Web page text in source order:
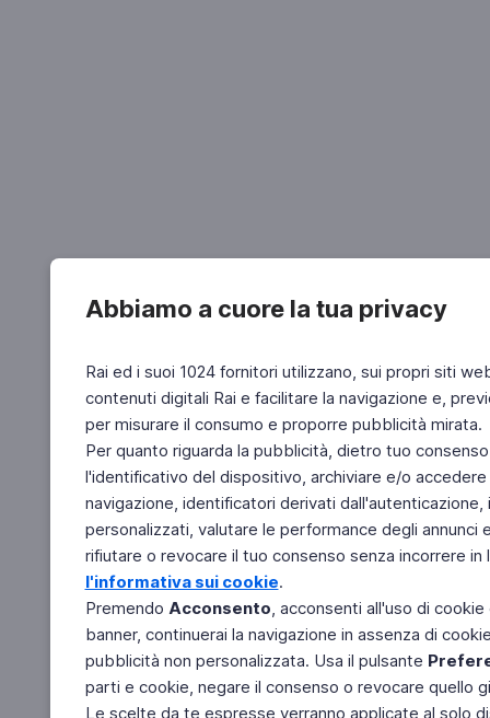
Abbiamo a cuore la tua privacy
Rai ed i suoi 1024 fornitori utilizzano, sui propri siti
contenuti digitali Rai e facilitare la navigazione e,
per misurare il consumo e proporre pubblicità mirata.
Per quanto riguarda la pubblicità, dietro tuo
l'identificativo del dispositivo, archiviare e/o
navigazione, identificatori derivati
personalizzati, valutare le performance degli
rifiutare o revocare il tuo consenso senza incorrere
l'informativa sui cookie.
Premendo Acconsento, acconsenti all'uso di
banner, continuerai la navigazione in assenza di
pubblicità non personalizzata. Usa il pulsante
parti e cookie, negare il consenso o revocare quello
Le scelte da te espresse verranno applicate al solo